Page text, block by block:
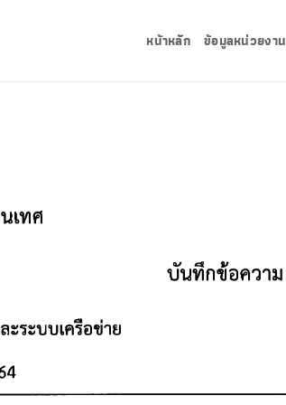
หน้าหลัก ข้อมูลหน่วยงาน